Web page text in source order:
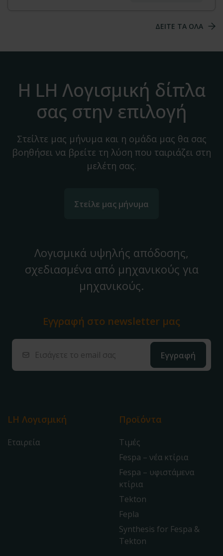
ΔΕΙΤΕ ΤΑ ΟΛΑ
Η LH Λογισμική δίπλα
σας στην επιλογή
Στείλτε μας μήνυμα και η ομάδα μας θα σας
βοηθήσει να βρείτε τη λύση που ταιριάζει στη
μελέτη σας.
Στείλε μας μήνυμα
Λογισμικά υψηλής απόδοσης,
σχεδιασμένα από μηχανικούς για
μηχανικούς.
LH Λογισμική
Εταιρεία
Προϊόντα
Τιμές
Fespa – νέα κτίρια
Fespa – υφιστάμενα
κτίρια
Tekton
Fepla
Synthesis for Fespa &
Tekton
Εγγραφή στο newsletter μας